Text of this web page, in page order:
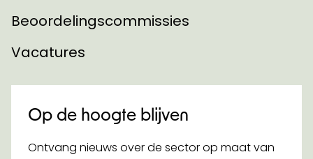
Beoordelingscommissies
Vacatures
Op de hoogte blijven
Ontvang nieuws over de sector op maat van